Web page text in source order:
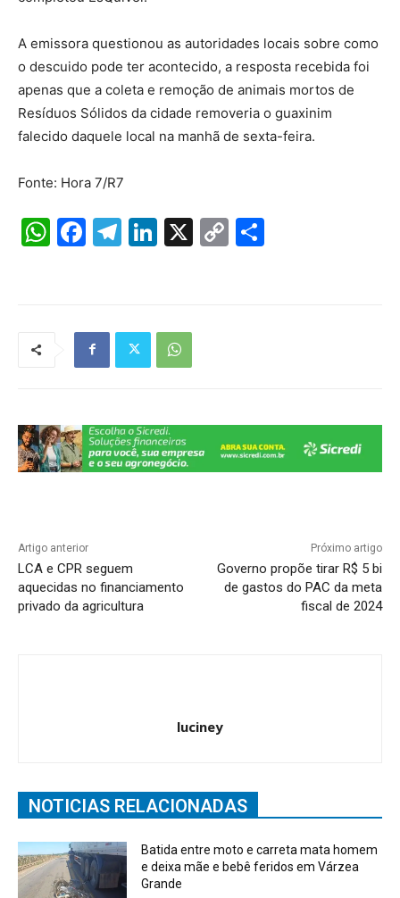
A emissora questionou as autoridades locais sobre como
o descuido pode ter acontecido, a resposta recebida foi
apenas que a coleta e remoção de animais mortos de
Resíduos Sólidos da cidade removeria o guaxinim
falecido daquele local na manhã de sexta-feira.
Fonte: Hora 7/R7
W F
b
o
k
T
a
m
Li
dI
n
X
C
Artigo anterior
LCA e CPR seguem
aquecidas no financiamento
privado da agricultura
Próximo artigo
Governo propõe tirar R$ 5 bi
de gastos do PAC da meta
fiscal de 2024
luciney
NOTICIAS RELACIONADAS
Batida entre moto e carreta mata homem
e deixa mãe e bebê feridos em Várzea
Grande